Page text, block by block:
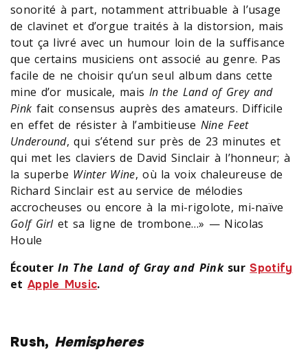
sonorité à part, notamment attribuable à l’usage
de clavinet et d’orgue traités à la distorsion, mais
tout ça livré avec un humour loin de la suffisance
que certains musiciens ont associé au genre. Pas
facile de ne choisir qu’un seul album dans cette
mine d’or musicale, mais In the Land of Grey and
Pink fait consensus auprès des amateurs. Difficile
en effet de résister à l’ambitieuse Nine Feet
Underound, qui s’étend sur près de 23 minutes et
qui met les claviers de David Sinclair à l’honneur; à
la superbe Winter Wine, où la voix chaleureuse de
Richard Sinclair est au service de mélodies
accrocheuses ou encore à la mi-rigolote, mi-naïve
Golf Girlet sa ligne de trombone…» — Nicolas
Houle
ÉcouterIn The Land of Gray and PinksurSpotify
et Apple Music.
Rush, Hemispheres